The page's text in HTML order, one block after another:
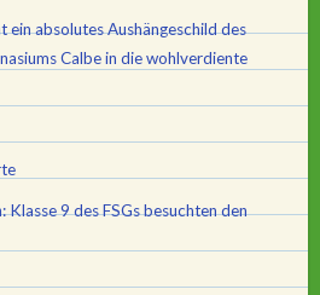
ein absolutes Aushängeschild des
Calbe in die wohlverdiente
Klasse 9 des FSGs besuchten den